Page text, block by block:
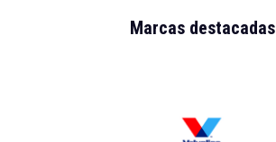
Marcas destacadas